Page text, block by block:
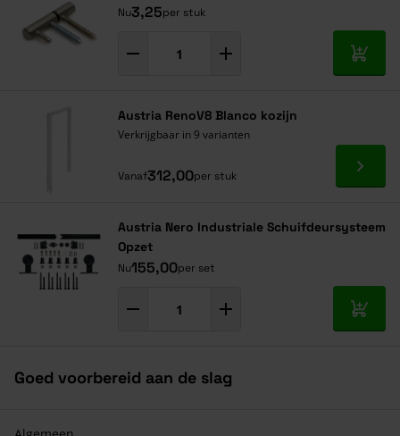
Nu3,25per stuk
In
Austria RenoV8 Blanco kozijn
Verkrijgbaar in 9 varianten
Vanaf312,00per stuk Ga
Austria Nero Industriale Schuifdeursysteem
Opzet
Nu155,00per set
In
Goed voorbereid aan de slag